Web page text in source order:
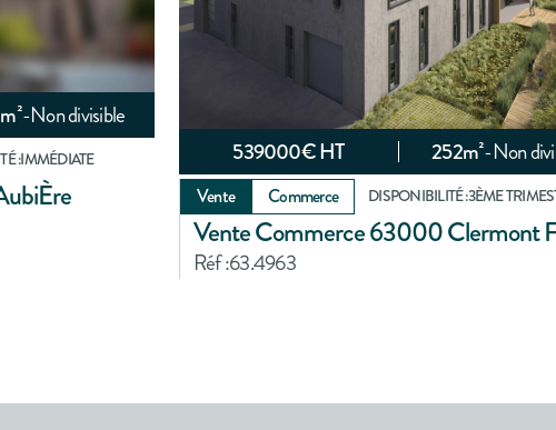
m²-Non divisible
:IMMÉDIATE 539000€ HT 252m²-Non
Vente Commerce DISPONIBILITÉ :3ÈME
Vente Commerce 63000 Clermont
Réf :63.4963